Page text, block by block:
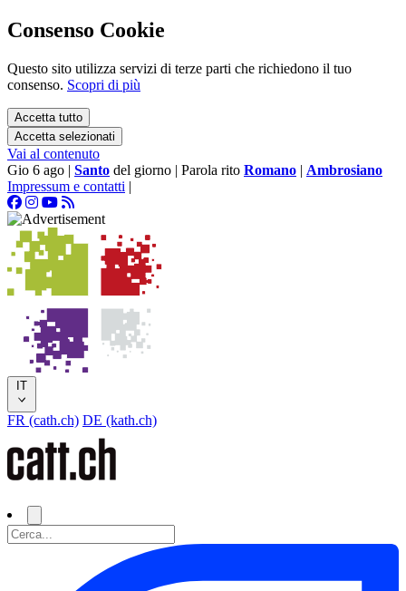
Consenso Cookie
Questo sito utilizza servizi di terze parti che richiedono il tuo
consenso. Scopri di più
Accetta tutto
Accetta selezionati
Vai al contenuto
Gio 6 ago | Santo del giorno | Parola rito Romano | Ambrosiano
Impressum e contatti |
IT
FR (cath.ch) DE (kath.ch)